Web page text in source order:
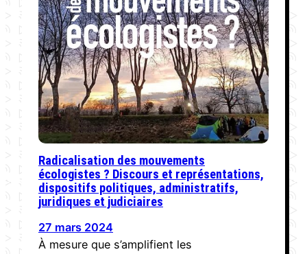
Radicalisation des mouvements
écologistes ? Discours et représentations,
dispositifs politiques, administratifs,
juridiques et judiciaires
27 mars 2024
À mesure que s’amplifient les